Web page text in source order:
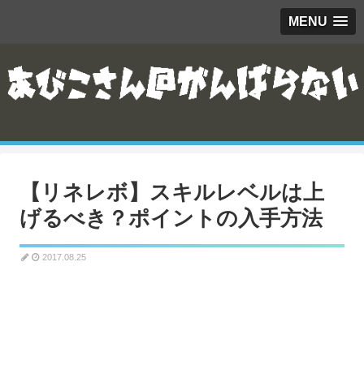
MENU
【リネレボ】スキルレベルは上
げるべき？ポイントの入手方法
2017.08.25